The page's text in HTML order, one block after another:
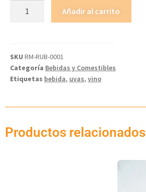
Añadir al carrito
SKU RM-RUB-0001
Categoría Bebidas y Comestibles
Etiquetas bebida, uvas, vino
Productos relacionados